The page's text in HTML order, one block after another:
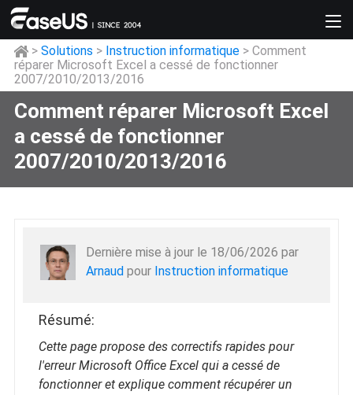
> Solutions > Instruction informatique> Comment
réparer Microsoft Excel a cessé de fonctionner
2007/2010/2013/2016
Comment réparer Microsoft Excel
a cessé de fonctionner
2007/2010/2013/2016
Dernière mise à jour le 18/06/2026 par
Arnaud pour Instruction informatique
Résumé:
Cette page propose des correctifs rapides pour
l'erreur Microsoft Office Excel qui a cessé de
fonctionner et explique comment récupérer un